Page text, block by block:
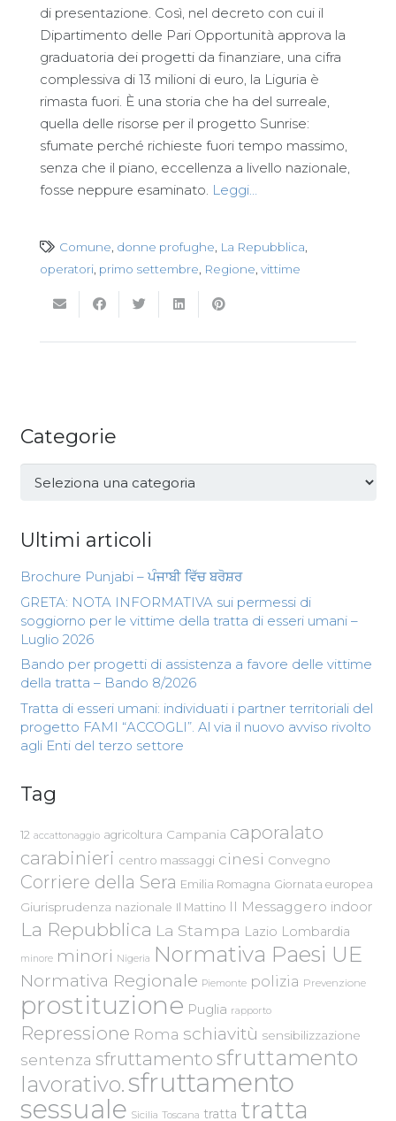
di presentazione. Così, nel decreto con cui il
Dipartimento delle Pari Opportunità approva la
graduatoria dei progetti da finanziare, una cifra
complessiva di 13 milioni di euro, la Liguria è
rimasta fuori. È una storia che ha del surreale,
quella delle risorse per il progetto Sunrise:
sfumate perché richieste fuori tempo massimo,
senza che il piano, eccellenza a livello nazionale,
fosse neppure esaminato. Leggi…
Comune, donne profughe, La Repubblica,
operatori, primo settembre, Regione, vittime
Categorie
Categorie
Ultimi articoli
Brochure Punjabi – ਪੰਜਾਬੀ ਵਿੱਚ ਬਰੋਸ਼ਰ
GRETA: NOTA INFORMATIVA sui permessi di
soggiorno per le vittime della tratta di esseri umani –
Luglio 2026
Bando per progetti di assistenza a favore delle vittime
della tratta – Bando 8/2026
Tratta di esseri umani: individuati i partner territoriali del
progetto FAMI “ACCOGLI”. Al via il nuovo avviso rivolto
agli Enti del terzo settore
Tag
12 accattonaggio agricoltura Campania caporalato
carabinieri centro massaggi cinesi Convegno
Corriere della Sera Emilia Romagna Giornata europea
Giurisprudenza nazionale Il Mattino Il Messaggero indoor
La Repubblica La Stampa Lazio Lombardia
minore minori Nigeria Normativa Paesi UE
Normativa Regionale Piemonte polizia Prevenzione
prostituzione Puglia rapporto
Repressione Roma schiavitù sensibilizzazione
sentenza sfruttamento sfruttamento
lavorativo.sfruttamento
sessuale Sicilia Toscana tratta tratta